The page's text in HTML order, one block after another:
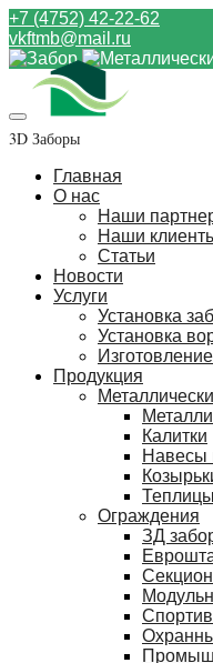
+7 (4752) 42-22-62
vkftmb@mail.ru
3D Заборы
Главная
О нас
Наши
Наши
Статьи
Новости
Услуги
Установка
Установка
Продукция
Калитки
Навесы
Теплицы
Ограждения
ЗД